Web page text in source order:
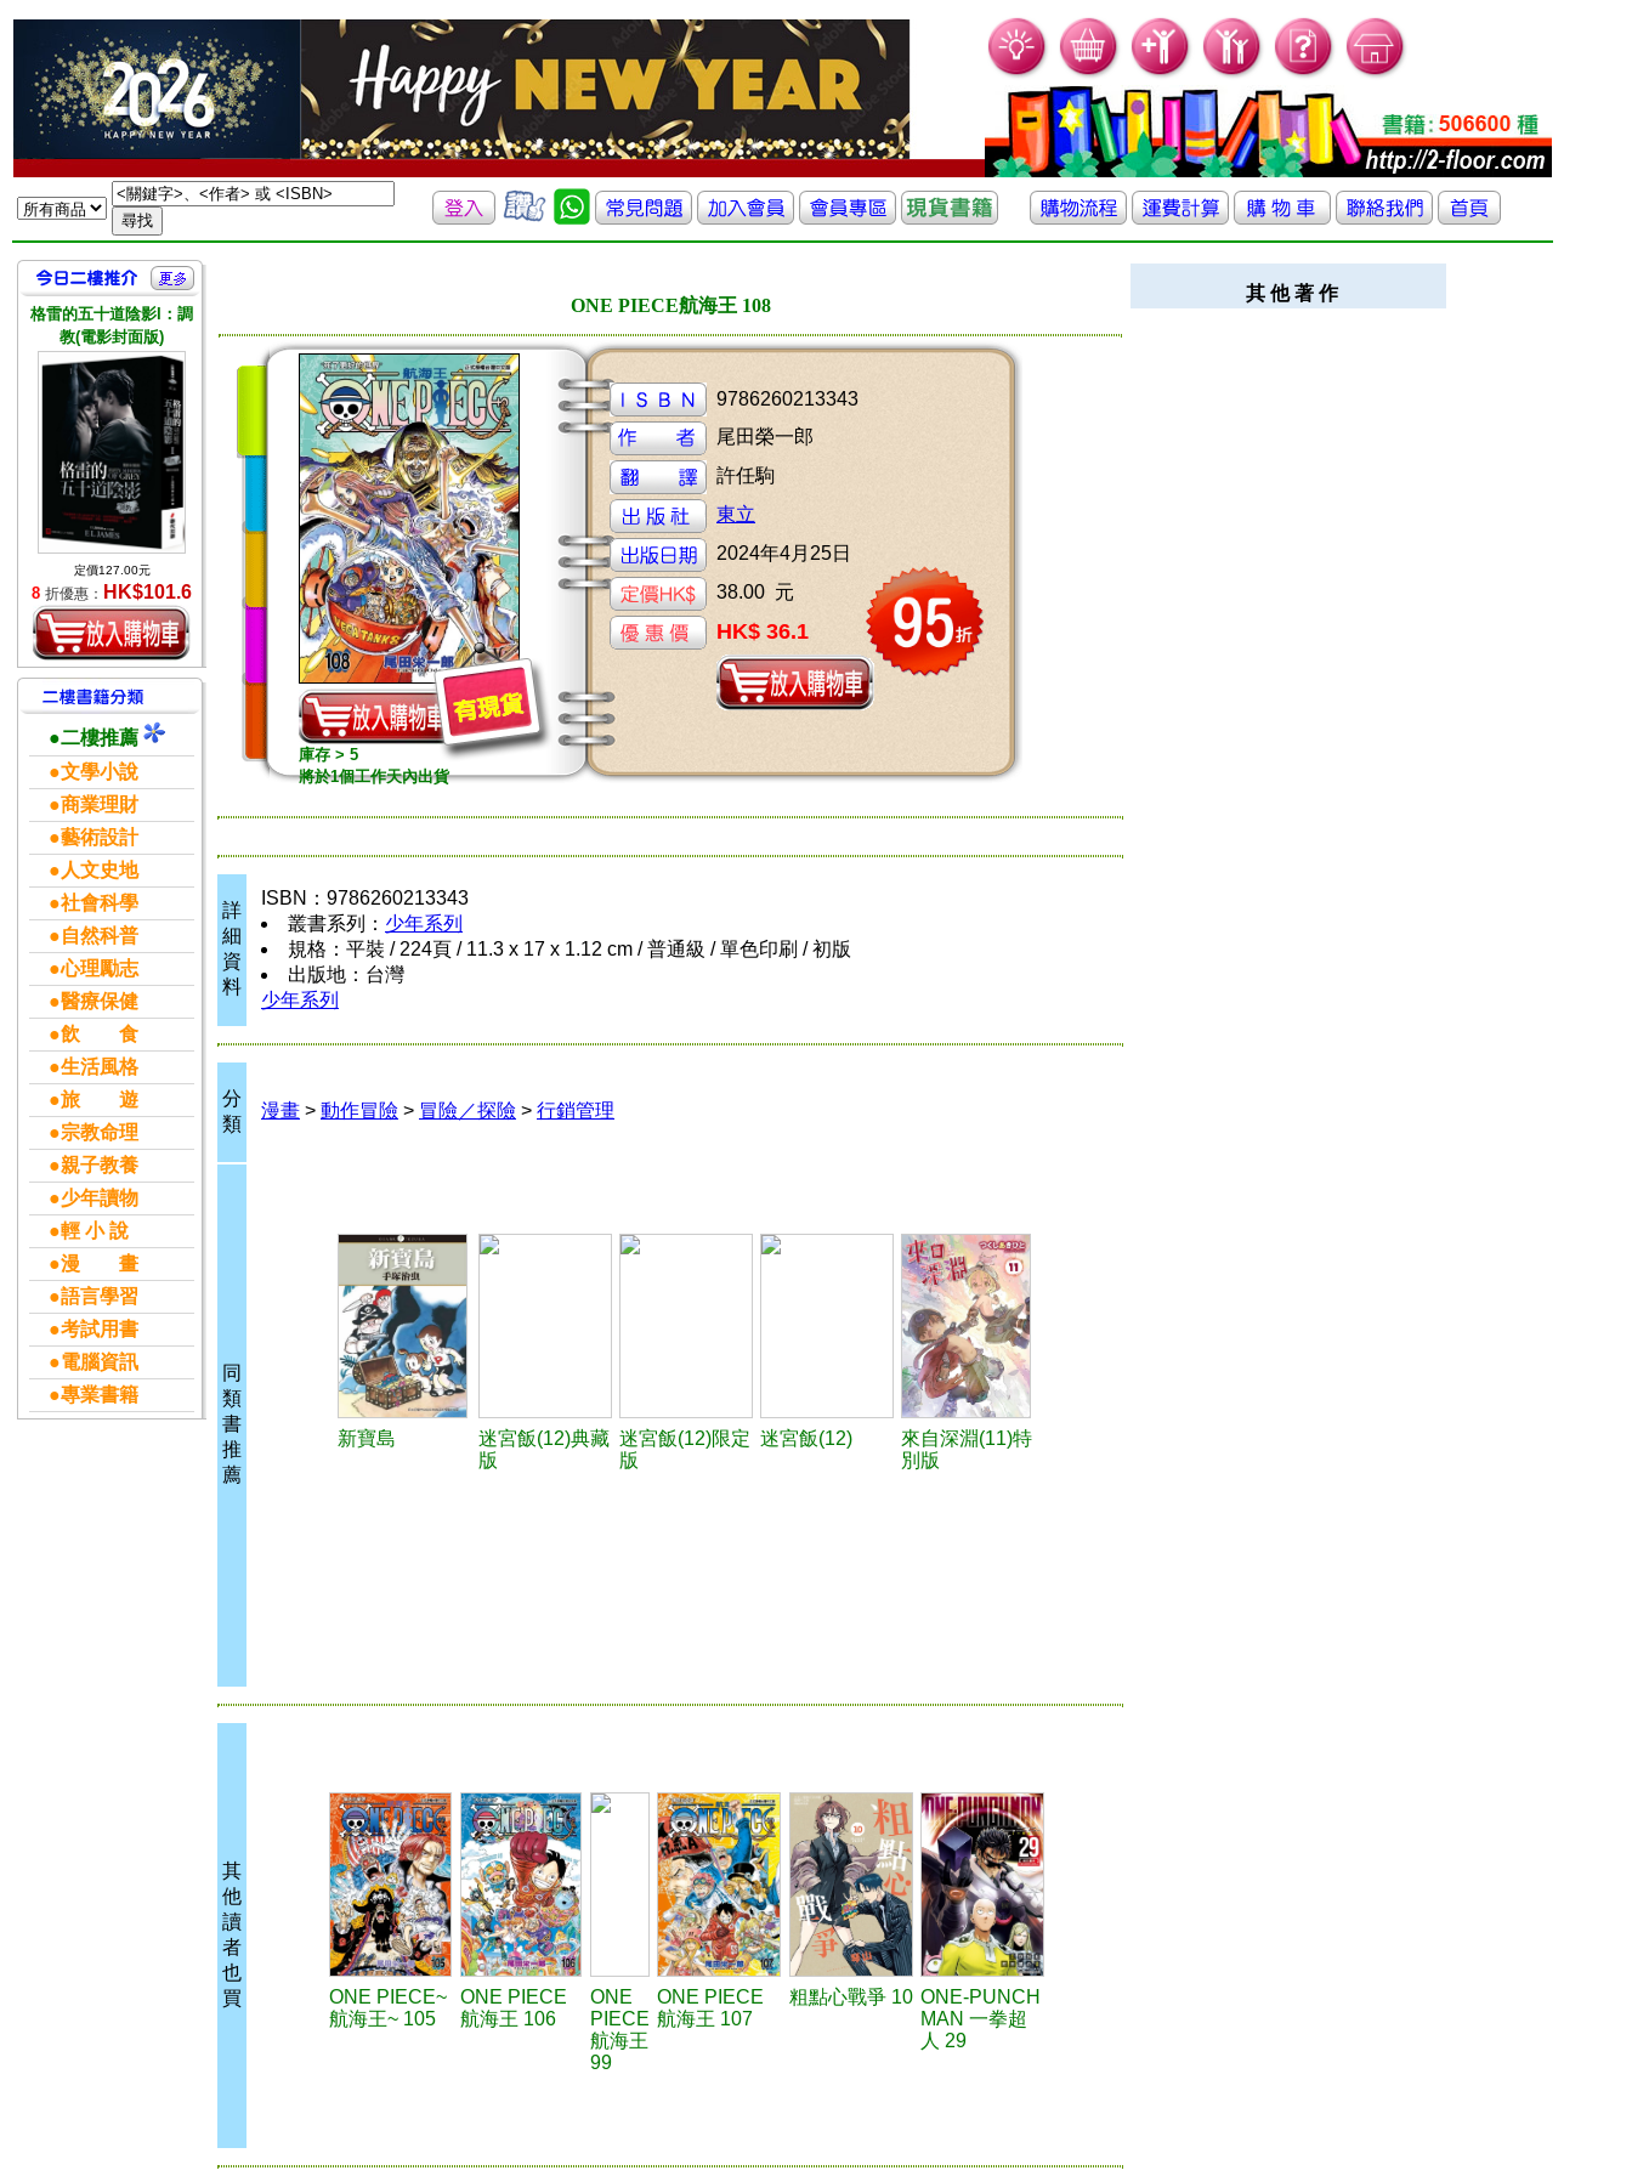
格雷的五十道陰影I：調
教(電影封面版)
定價127.00元
8 折優惠： HK$101.6
●二樓推薦
●文學小說
●商業理財
●藝術設計
●人文史地
●社會科學
●自然科普
●心理勵志
●醫療保健
●飲 食
●生活風格
●旅 遊
●宗教命理
●親子教養
●少年讀物
●輕 小 說
●漫 畫
●語言學習
●考試用書
●電腦資訊
●專業書籍
ONE PIECE航海王 108
庫存 > 5
將於1個工作天內出貨
9786260213343
尾田榮一郎
許任駒
東立
2024年4月25日
38.00 元
HK$ 36.1
詳
細
資
料
ISBN：9786260213343
叢書系列： 少年系列
規格：平裝 / 224頁 / 11.3 x 17 x 1.12 cm / 普通級 / 單色印刷 / 初版
出版地：台灣
少年系列
分
類
漫畫 > 動作冒險 > 冒險／探險 > 行銷管理
同
類
書
推
薦
新寶島
迷宮飯(12)典藏
版
迷宮飯(12)限定
版
迷宮飯(12)
來自深淵(11)特
別版
其
他
讀
者
也
買
ONE PIECE~
航海王~ 105
ONE PIECE
航海王 106
ONE
PIECE
航海王
99
ONE PIECE
航海王 107
粗點心戰爭 10 ONE-PUNCH
MAN 一拳超
人 29
其 他 著 作